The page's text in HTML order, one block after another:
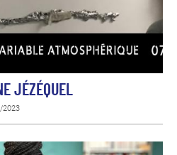
JÉZÉQUEL
2023